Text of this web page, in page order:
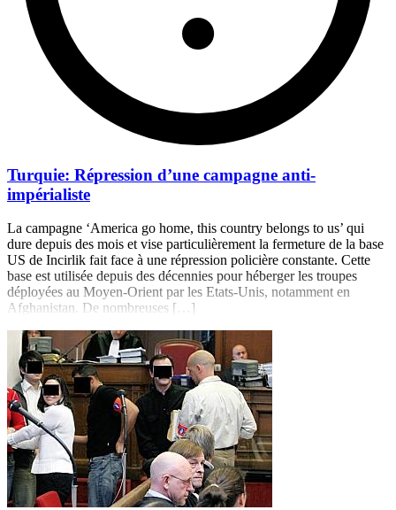
Turquie: Répression d’une campagne anti-
impérialiste
La campagne ‘America go home, this country belongs to us’ qui
dure depuis des mois et vise particulièrement la fermeture de la base
US de Incirlik fait face à une répression policière constante. Cette
base est utilisée depuis des décennies pour héberger les troupes
déployées au Moyen-Orient par les Etats-Unis, notamment en
Afghanistan. De nombreuses […]